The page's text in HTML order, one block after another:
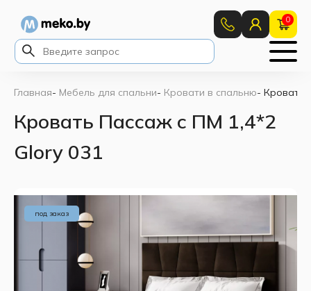
0
Главная- Мебель для спальни- Кровати в спальню- Кровать
Кровать Пассаж с ПМ 1,4*2
Glory 031
под заказ